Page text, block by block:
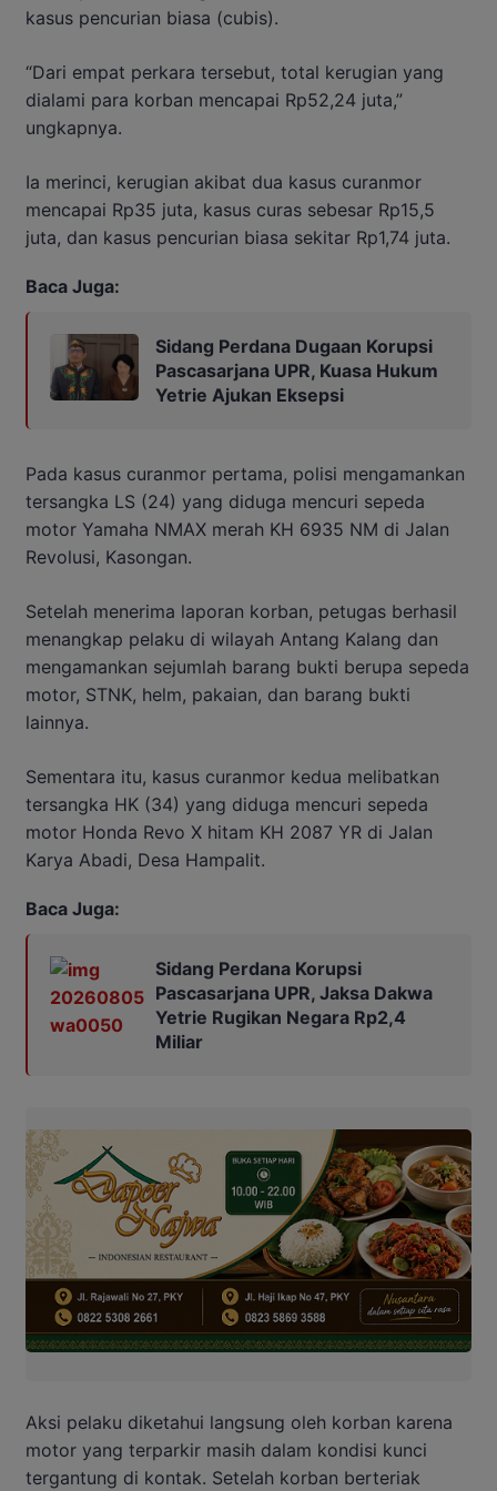
kasus pencurian biasa (cubis).
“Dari empat perkara tersebut, total kerugian yang
dialami para korban mencapai Rp52,24 juta,”
ungkapnya.
Ia merinci, kerugian akibat dua kasus curanmor
mencapai Rp35 juta, kasus curas sebesar Rp15,5
juta, dan kasus pencurian biasa sekitar Rp1,74 juta.
Baca Juga:
Sidang Perdana Dugaan Korupsi
Pascasarjana UPR, Kuasa Hukum
Yetrie Ajukan Eksepsi
Pada kasus curanmor pertama, polisi mengamankan
tersangka LS (24) yang diduga mencuri sepeda
motor Yamaha NMAX merah KH 6935 NM di Jalan
Revolusi, Kasongan.
Setelah menerima laporan korban, petugas berhasil
menangkap pelaku di wilayah Antang Kalang dan
mengamankan sejumlah barang bukti berupa sepeda
motor, STNK, helm, pakaian, dan barang bukti
lainnya.
Sementara itu, kasus curanmor kedua melibatkan
tersangka HK (34) yang diduga mencuri sepeda
motor Honda Revo X hitam KH 2087 YR di Jalan
Karya Abadi, Desa Hampalit.
Baca Juga:
Sidang Perdana Korupsi
Pascasarjana UPR, Jaksa Dakwa
Yetrie Rugikan Negara Rp2,4
Miliar
Aksi pelaku diketahui langsung oleh korban karena
motor yang terparkir masih dalam kondisi kunci
tergantung di kontak. Setelah korban berteriak